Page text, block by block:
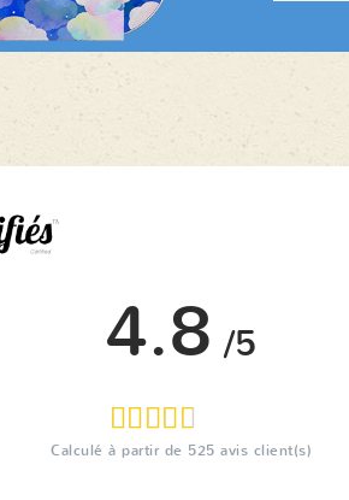
4.8 /5
Calculé à partir de 525 avis client(s)